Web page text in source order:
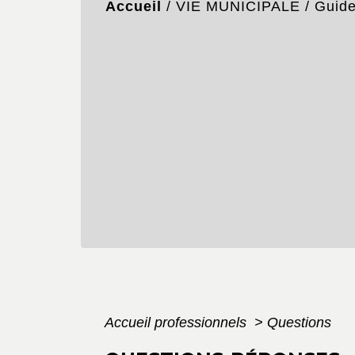
Accueil / VIE MUNICIPALE /
Accueil professionnels > Questions